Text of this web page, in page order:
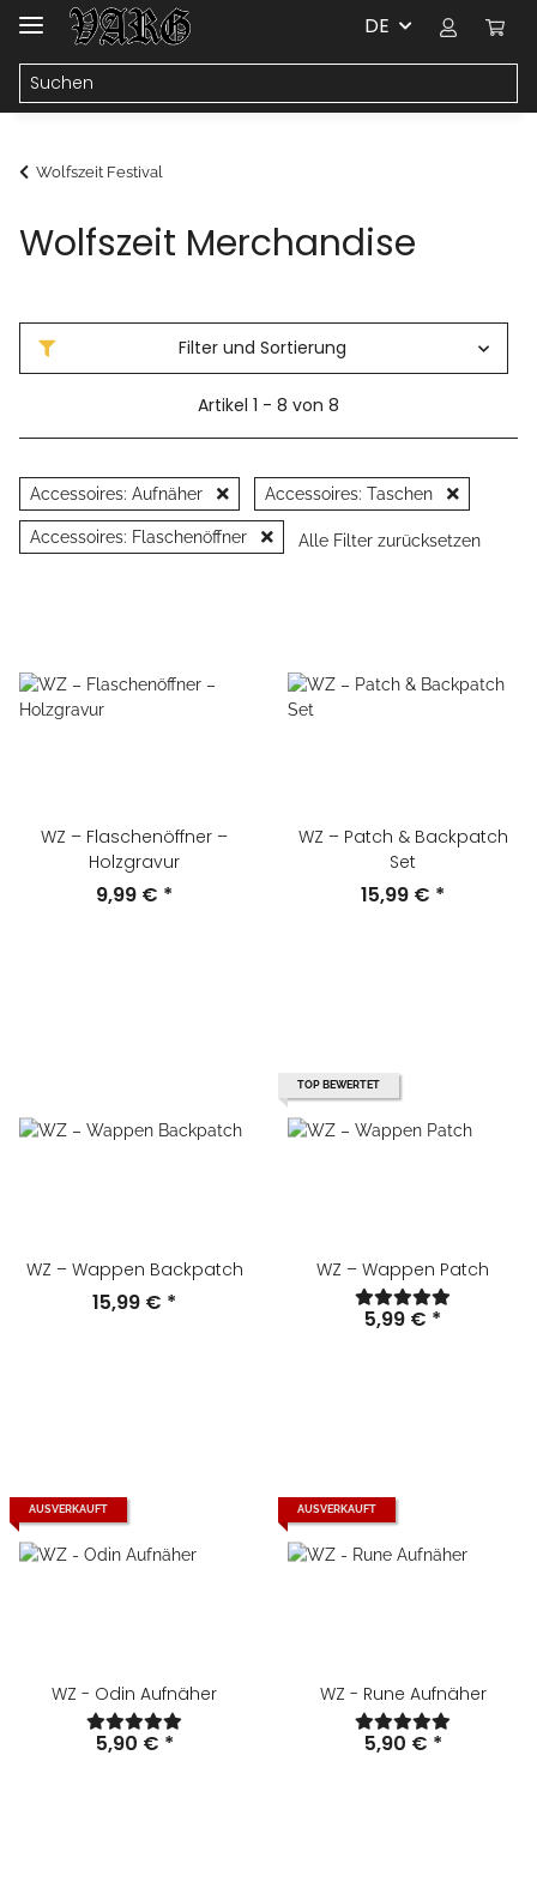
DE
Wolfszeit Festival
Wolfszeit Merchandise
Filter und Sortierung
Artikel 1 - 8 von 8
Accessoires: Aufnäher Accessoires: Taschen
Accessoires: Flaschenöffner Alle Filter zurücksetzen
WZ – Flaschenöffner –
Holzgravur
9,99 € *
WZ – Patch & Backpatch
Set
15,99 € *
WZ – Wappen Backpatch
15,99 € *
TOP BEWERTET
WZ – Wappen Patch
5,99 € *
AUSVERKAUFT
WZ - Odin Aufnäher
5,90 € *
AUSVERKAUFT
WZ - Rune Aufnäher
5,90 € *